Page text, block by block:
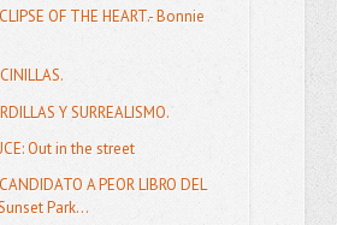
OF THE HEART.- Bonnie
Y SURREALISMO.
Out in the street
A PEOR LIBRO DEL
Park...